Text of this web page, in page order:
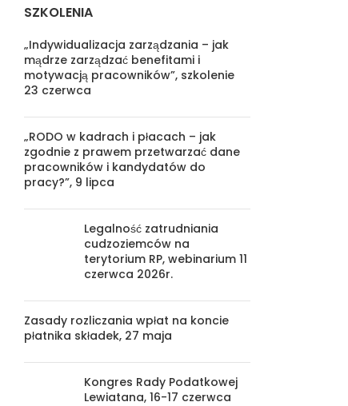
SZKOLENIA
„Indywidualizacja zarządzania – jak
mądrze zarządzać benefitami i
motywacją pracowników”, szkolenie
23 czerwca
„RODO w kadrach i płacach – jak
zgodnie z prawem przetwarzać dane
pracowników i kandydatów do
pracy?”, 9 lipca
Legalność zatrudniania
cudzoziemców na
terytorium RP, webinarium 11
czerwca 2026r.
Zasady rozliczania wpłat na koncie
płatnika składek, 27 maja
Kongres Rady Podatkowej
Lewiatana, 16-17 czerwca